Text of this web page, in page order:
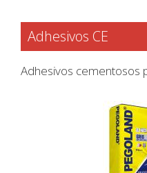
Adhesivos CE
Adhesivos cementosos